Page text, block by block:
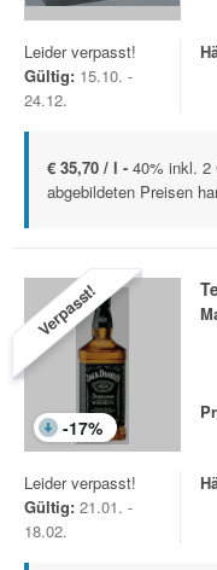
Leider verpasst!
Gültig: 15.10. -
24.12.
€ 35,70 / l - 40% inkl. 2
abgebildeten Preisen
Verpasst!
-17%
Leider verpasst!
Gültig: 21.01. -
18.02.